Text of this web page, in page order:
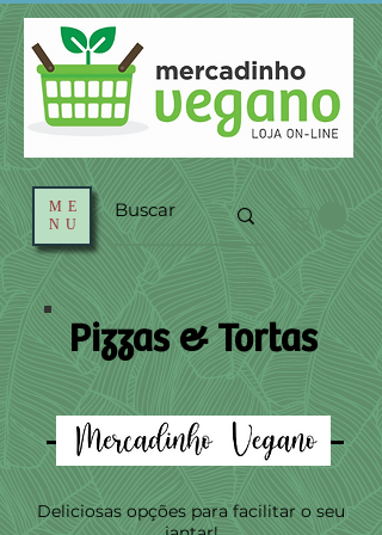
ME
NU
Pizzas & Tortas
Deliciosas opções para facilitar o seu